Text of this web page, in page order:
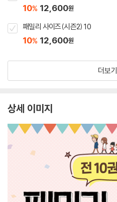
10% 12,600원
패밀리 사이즈(시즌2) 10
10% 12,600원
더보기
상세 이미지